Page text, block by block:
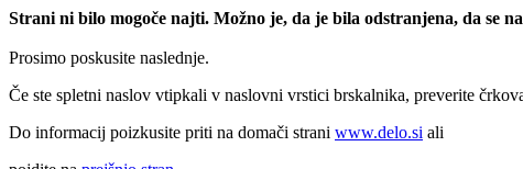
Strani ni bilo mogoče najti. Možno je, da je bila odstranjena, da se
Prosimo poskusite naslednje.
Če ste spletni naslov vtipkali v naslovni vrstici brskalnika, preverite
Do informacij poizkusite priti na domači strani www.delo.si ali